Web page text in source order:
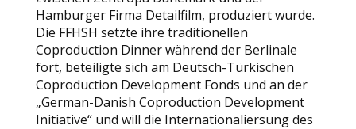
Hamburger Firma Detailfilm, produziert wurde.
Die FFHSH setzte ihre traditionellen
Coproduction Dinner während der Berlinale
fort, beteiligte sich am Deutsch-Türkischen
Coproduction Development Fonds und an der
„German-Danish Coproduction Development
Initiative“ und will die Internationaliersung des